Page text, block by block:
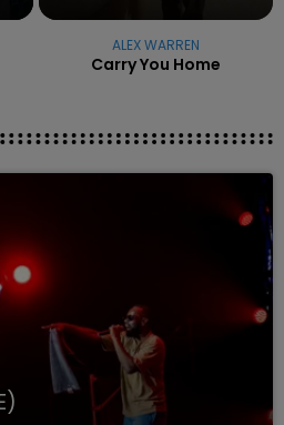
ALEX WARREN
Carry You Home